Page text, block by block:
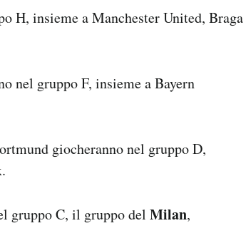
H, insieme a Manchester United, Braga
nel gruppo F, insieme a Bayern
giocheranno nel gruppo D,
gruppo C, il gruppo del Milan,